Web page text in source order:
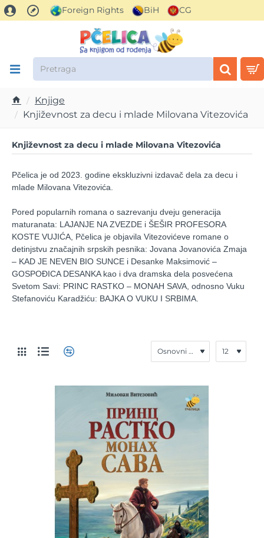
Foreign Rights BiH CG
Pretraga
h
e
Knjige
Književnost za decu i mlade Milovana Vitezovića
Književnost za decu i mlade Milovana Vitezovića
Pčelica je od 2023. godine ekskluzivni izdavač dela za decu i
mlade Milovana Vitezovića.
Pored popularnih romana o sazrevanju dveju generacija
maturanata: LAJANJE NA ZVEZDE i ŠEŠIR PROFESORA
KOSTE VUJIĆA, Pčelica je objavila Vitezovićeve romane o
detinjstvu značajnih srpskih pesnika: Jovana Jovanovića Zmaja
‒ KAD JE NEVEN BIO SUNCE i Desanke Maksimović ‒
GOSPOĐICA DESANKA kao i dva dramska dela posvećena
Svetom Savi: PRINC RASTKO ‒ MONAH SAVA, odnosno Vuku
Stefanoviću Karadžiću: BAJKA O VUKU I SRBIMA.